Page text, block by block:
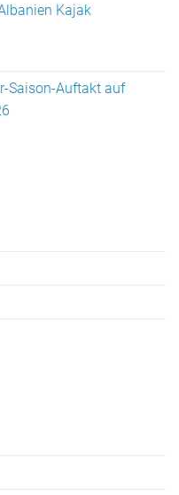
Kajak
Saison-Auftakt auf